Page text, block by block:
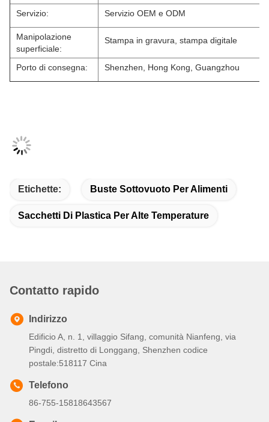
Servizio:
Servizio OEM e ODM
Manipolazione
superficiale:
Stampa in gravura, stampa digitale
Porto di consegna: Shenzhen, Hong Kong, Guangzhou
Etichette: Buste Sottovuoto Per Alimenti